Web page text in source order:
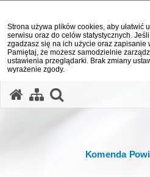
Strona używa plików cookies, aby ułatwić
serwisu oraz do celów statystycznych.
zgadzasz się na ich użycie oraz zapisanie
Pamiętaj, że możesz samodzielnie
ustawienia przeglądarki. Brak zmiany
wyrażenie zgody.
Komenda